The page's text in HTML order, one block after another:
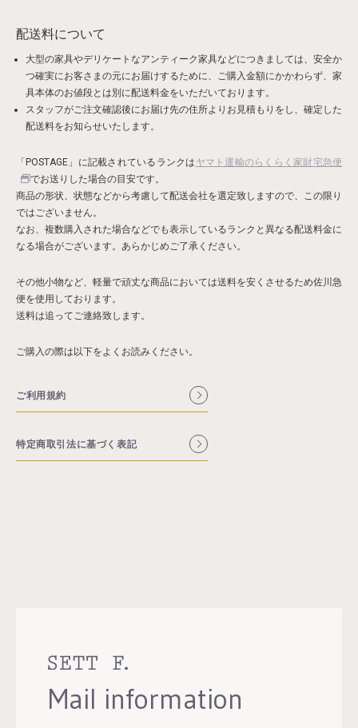
カートへ進む
配送料について
大型の家具やデリケートなアンティーク家具などにつきましては、安全か
つ確実にお客さまの元にお届けするために、ご購入金額にかかわらず、 家
具本体のお値段とは別に配送料金をいただいております。
スタッフがご注文確認後にお届け先の住所よりお見積もりをし、確定した
配送料をお知らせいたします。
「POSTAGE」に記載されているランクは ヤマト運輸のらくらく家財宅急便
でお送りした場合の目安です。
商品の形状、状態などから考慮して配送会社を選定致しますので、この限り
ではございません。
なお、複数購入された場合などでも表示しているランクと異なる配送料金に
なる場合がございます。あらかじめご了承ください。
その他小物など、軽量で頑丈な商品においては送料を安くさせるため佐川急
便を使用しております。
送料は追ってご連絡致します。
ご購入の際は以下をよくお読みください。
ご利用規約
特定商取引法に基づく表記
Mail information